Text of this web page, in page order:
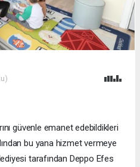
güvenle emanet edebildikleri
bu yana hizmet vermeye
tarafından Deppo Efes